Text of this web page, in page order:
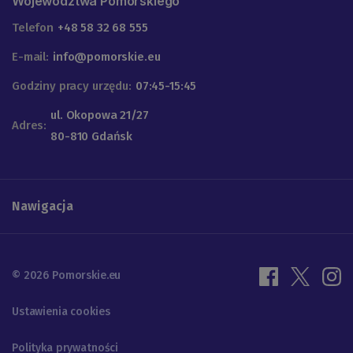
Telefon +48 58 32 68 555
E-mail: info@pomorskie.eu
Godziny pracy urzędu: 07:45-15:45
Adres:
ul. Okopowa 21/27
80-810 Gdańsk
Nawigacja
© 2026 Pomorskie.eu
Ustawienia cookies
Polityka prywatności